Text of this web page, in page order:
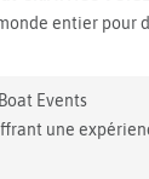
entier pour
Events
une